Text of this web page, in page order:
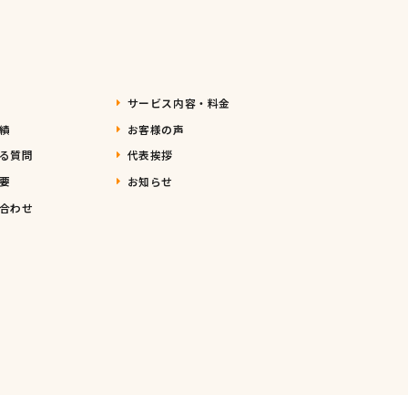
サービス内容・料金
お客様の声
質問
代表挨拶
お知らせ
わせ